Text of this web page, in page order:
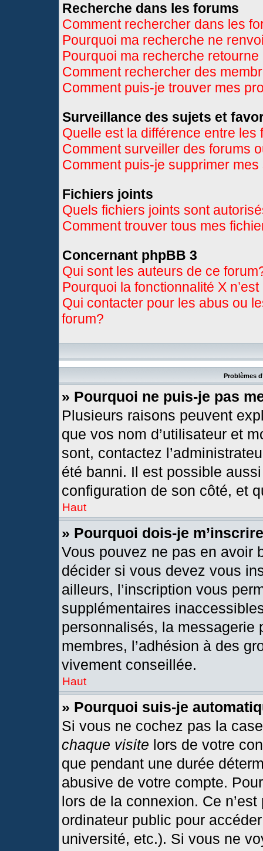
Recherche dans les forums
Comment rechercher dans les
Pourquoi ma recherche ne
Pourquoi ma recherche
Comment rechercher des
Comment puis-je trouver mes
Surveillance des sujets et
Quelle est la différence entre
Comment surveiller des forums
Comment puis-je supprimer
Fichiers joints
Quels fichiers joints sont
Comment trouver tous mes
Concernant phpBB 3
Qui sont les auteurs de ce
Pourquoi la fonctionnalité X
Qui contacter pour les abus ou
forum?
Problèmes
» Pourquoi ne puis-je pas
Plusieurs raisons peuvent
que vos nom d’utilisateur et
sont, contactez
été banni. Il est possible
configuration de son côté, et
Haut
» Pourquoi dois-je
Vous pouvez ne pas en avoir
décider si vous devez vous
ailleurs, l’inscription vous
supplémentaires
personnalisés, la messagerie
membres, l’adhésion à des
vivement conseillée.
Haut
» Pourquoi suis-je
Si vous ne cochez pas la
chaque visite lors de votre
que pendant une durée
abusive de votre compte.
lors de la connexion. Ce
ordinateur public pour
université, etc.). Si vous ne